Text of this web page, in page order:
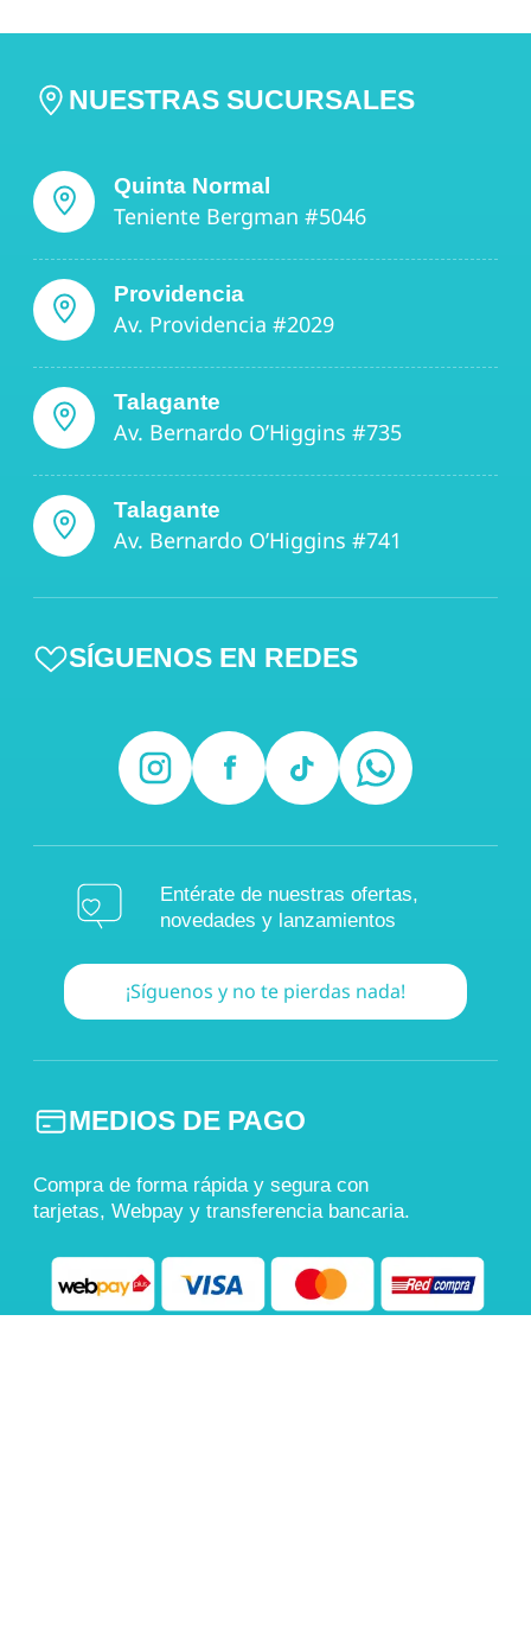
NUESTRAS SUCURSALES
Quinta Normal
Teniente Bergman #5046
Providencia
Av. Providencia #2029
Talagante
Av. Bernardo O’Higgins #735
Talagante
Av. Bernardo O’Higgins #741
SÍGUENOS EN REDES
Entérate de nuestras ofertas,
novedades y lanzamientos
¡Síguenos y no te pierdas nada!
MEDIOS DE PAGO
Compra de forma rápida y segura con
tarjetas, Webpay y transferencia bancaria.